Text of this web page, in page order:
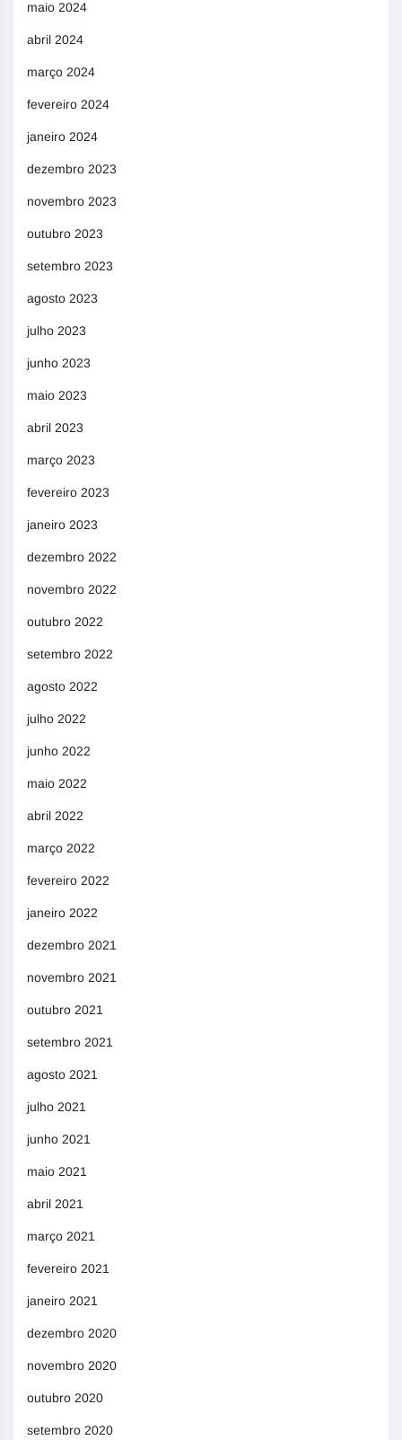
maio 2024
abril 2024
março 2024
fevereiro 2024
janeiro 2024
dezembro 2023
novembro 2023
outubro 2023
setembro 2023
agosto 2023
julho 2023
junho 2023
maio 2023
abril 2023
março 2023
fevereiro 2023
janeiro 2023
dezembro 2022
novembro 2022
outubro 2022
setembro 2022
agosto 2022
julho 2022
junho 2022
maio 2022
abril 2022
março 2022
fevereiro 2022
janeiro 2022
dezembro 2021
novembro 2021
outubro 2021
setembro 2021
agosto 2021
julho 2021
junho 2021
maio 2021
abril 2021
março 2021
fevereiro 2021
janeiro 2021
dezembro 2020
novembro 2020
outubro 2020
setembro 2020